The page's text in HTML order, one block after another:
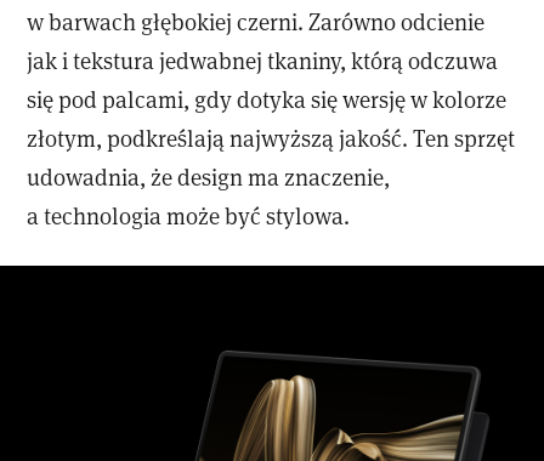
w barwach głębokiej czerni. Zarówno odcienie
jak i tekstura jedwabnej tkaniny, którą odczuwa
się pod palcami, gdy dotyka się wersję w kolorze
złotym, podkreślają najwyższą jakość. Ten sprzęt
udowadnia, że design ma znaczenie,
a technologia może być stylowa.